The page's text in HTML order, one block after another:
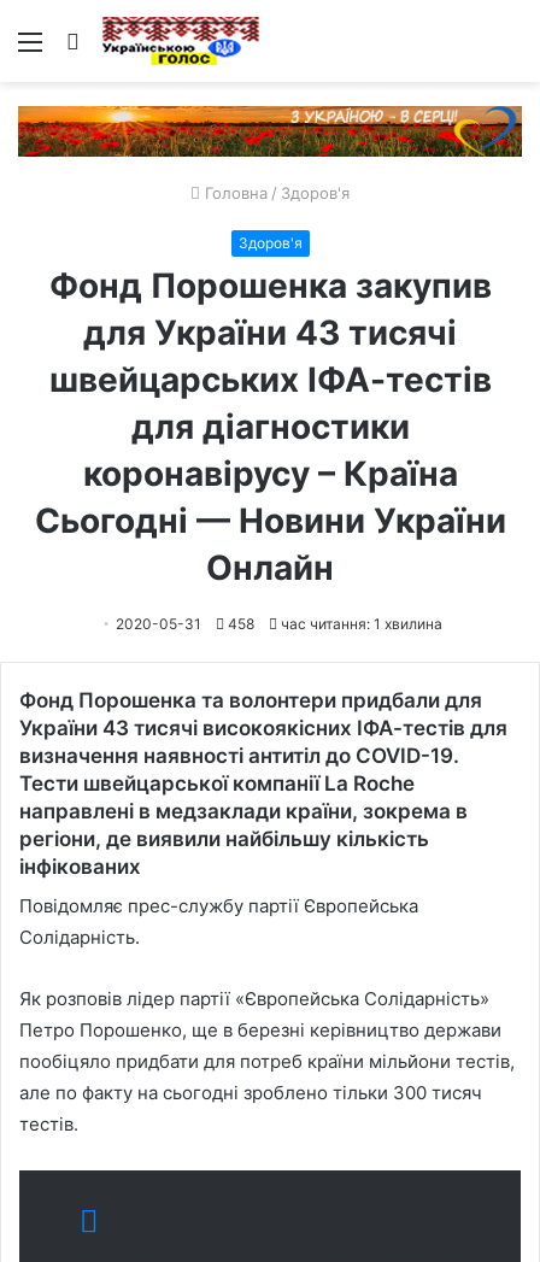
Меню Пошук
Головна / Здоров'я
Здоров'я
Фонд Порошенка закупив
для України 43 тисячі
швейцарських ІФА-тестів
для діагностики
коронавірусу – Країна
Сьогодні — Новини України
Онлайн
2020-05-31 458 час читання: 1 хвилина
Фонд Порошенка та волонтери придбали для
України 43 тисячі високоякісних ІФА-тестів для
визначення наявності антитіл до COVID-19.
Тести швейцарської компанії La Roche
направлені в медзаклади країни, зокрема в
регіони, де виявили найбільшу кількість
інфікованих
Повідомляє прес-службу партії Європейська
Солідарність.
Як розповів лідер партії «Європейська Солідарність»
Петро Порошенко, ще в березні керівництво держави
пообіцяло придбати для потреб країни мільйони тестів,
але по факту на сьогодні зроблено тільки 300 тисяч
тестів.